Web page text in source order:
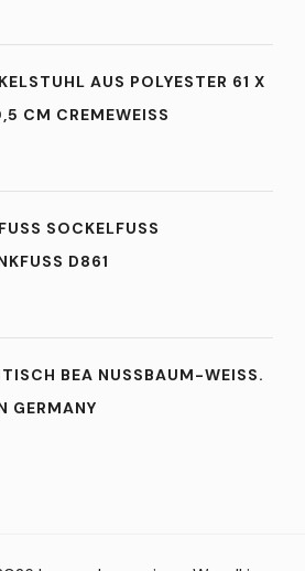
AUS POLYESTER 61 X
CM CREMEWEISS
SOCKELFUSS
D861
BEA NUSSBAUM-WEISS. MA